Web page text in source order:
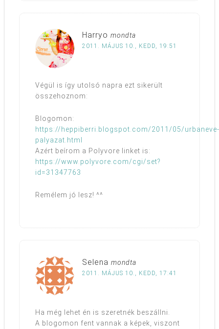
Harryo mondta
2011. MÁJUS 10., KEDD, 19:51
Végül is így utolsó napra ezt sikerült
összehoznom:
Blogomon:
https://heppiberri.blogspot.com/2011/05/urbaneve-
palyazat.html
Azért beírom a Polyvore linket is:
https://www.polyvore.com/cgi/set?
id=31347763
Remélem jó lesz! ^^
Selena mondta
2011. MÁJUS 10., KEDD, 17:41
Ha még lehet én is szeretnék beszállni.
A blogomon fent vannak a képek, viszont